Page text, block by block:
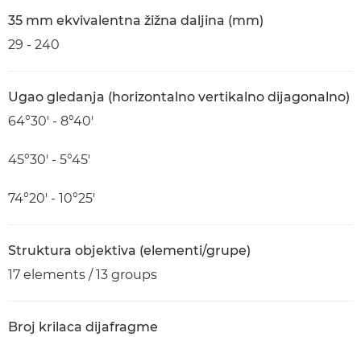
35 mm ekvivalentna žižna daljina (mm)
29 - 240
Ugao gledanja (horizontalno vertikalno dijagonalno)
64°30′ - 8°40′
45°30′ - 5°45′
74°20′ - 10°25′
Struktura objektiva (elementi/grupe)
17 elements / 13 groups
Broj krilaca dijafragme